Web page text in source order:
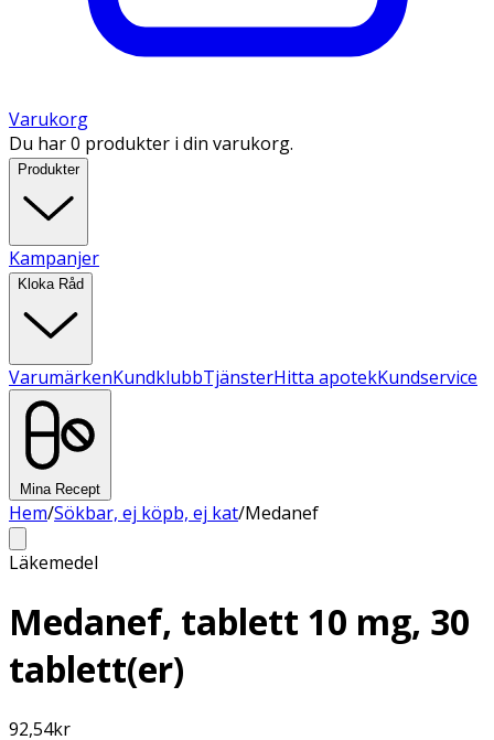
Varukorg
Du har 0 produkter i din varukorg.
Produkter
Kampanjer
Kloka Råd
VarumärkenKundklubbTjänsterHitta apotekKundservice
Mina Recept
Hem/Sökbar, ej köpb, ej kat/Medanef
Läkemedel
Medanef, tablett 10 mg, 30
tablett(er)
92,54kr